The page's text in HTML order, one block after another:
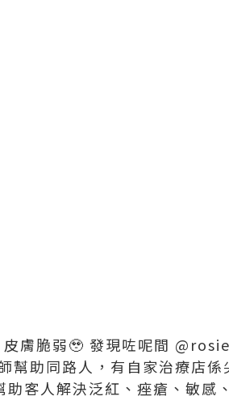
皮膚脆弱🥹 發現咗呢間
幫助同路人，有自家治療店係
客人解決泛紅、痤瘡、敏感